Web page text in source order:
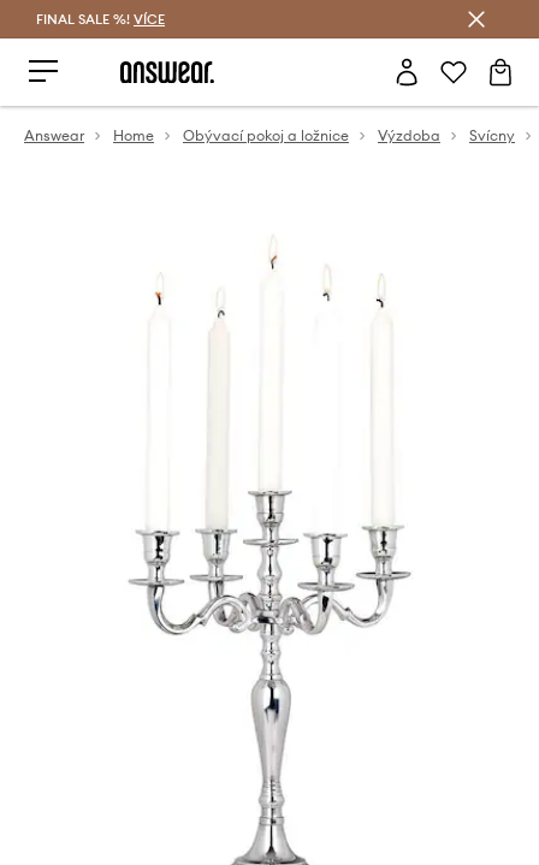
FINAL SALE %! VÍCE
Answear Home Obývací pokoj a ložnice Výzdoba Svícny